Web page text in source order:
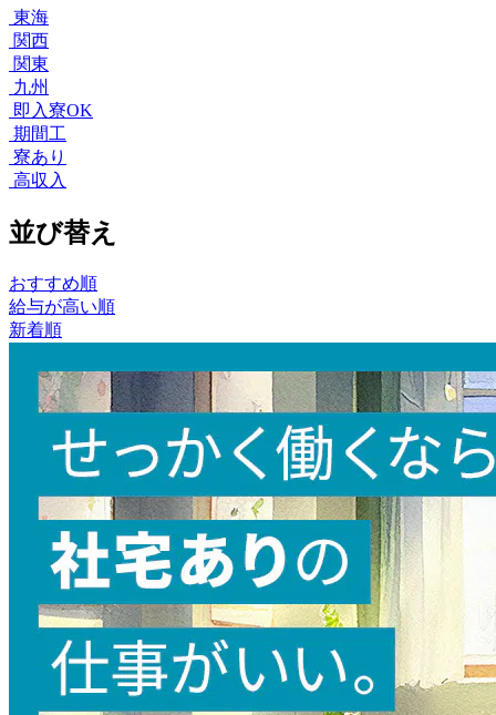
東海
関西
関東
九州
即入寮OK
期間工
寮あり
高収入
並び替え
おすすめ順
給与が高い順
新着順